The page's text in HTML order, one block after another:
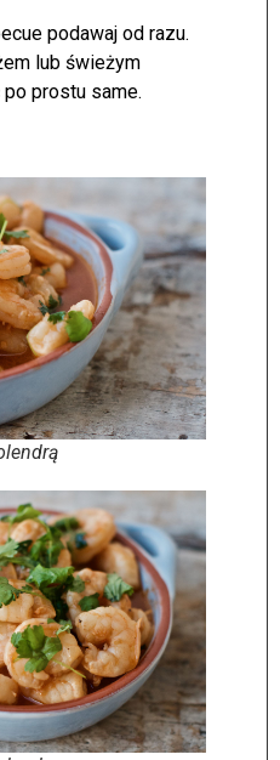
podawaj od razu.
lub świeżym
prostu same.